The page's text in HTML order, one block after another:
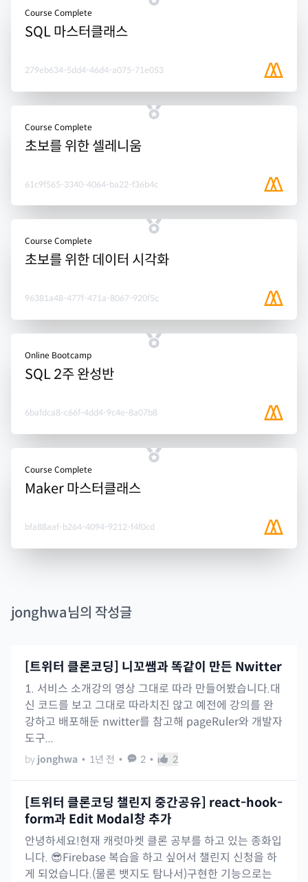
Course Complete
SQL 마스터클래스
279eb634-5dd4-46d4-a075-71e053
Course Complete
초보를 위한 셀레니움
61c9f565-3340-4064-ba22-f36b4c
Course Complete
초보를 위한 데이터 시각화
96381a48-477f-471a-8067-920f5c
Online Bootcamp
SQL 2주 완성반
6bafdca8-c66f-4dd4-9c4e-8a07b8
Course Complete
Maker 마스터클래스
bfa88aaf-b264-4094-9212-f4f0cd
jonghwa님의 작성글
[트위터 클론코딩] 니꼬쌤과 똑같이 만든 Nwitter
1. 서비스 소개강의 영상 그대로 따라 만들어봤습니다.대
신 코드를 보고 그대로 따라치진 않고 예전에 강의를 완
강하고 배포해둔 nwitter를 참고해 pageRuler와 개발자
도구...
by jonghwa • 1년 전 • 2 • 2
[트위터 클론코딩 챌린지 중간공유] react-hook-
form과 Edit Modal창 추가
안녕하세요!현재 캐럿마켓 클론 공부를 하고 있는 종화입
니다. 😎Firebase 복습을 하고 싶어서 챌린지 신청을 하
게 되었습니다.(물론 뱃지도 탐나서)구현한 기능으로는